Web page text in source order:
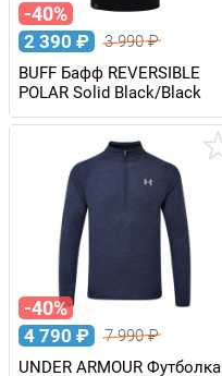
-40%
2 390 ₽ 3 990₽
BUFF Бафф REVERSIBLE
POLAR Solid Black/Black
-40%
4 790 ₽ 7 990₽
UNDER ARMOUR Футболка